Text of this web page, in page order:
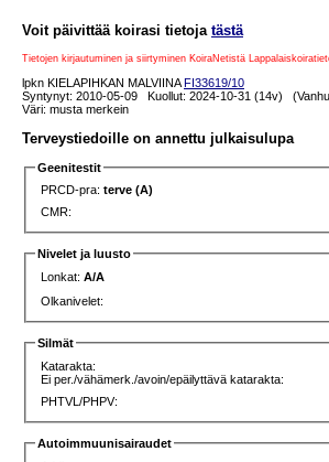
Voit päivittää koirasi tietoja tästä
Tietojen kirjautuminen ja siirtyminen KoiraNetistä
lpkn KIELAPIHKAN MALVIINAFI33619/10
Syntynyt: 2010-05-09 Kuollut: 2024-10-31 (14v)
Väri: musta merkein
Terveystiedoille on annettu julkaisulupa
Geenitestit
PRCD-pra:terve (A)
CMR:
Nivelet ja luusto
Lonkat:A/A
Olkanivelet:
Silmät
Katarakta:
Ei per./vähämerk./avoin/epäilyttävä katarakta:
PHTVL/PHPV:
Autoimmuunisairaudet